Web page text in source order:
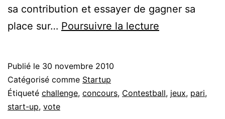
sa contribution et essayer de gagner sa
place sur… Poursuivre la lecture
Contestball
Publié le 30 novembre 2010
Catégorisé comme Startup
Étiqueté challenge, concours, Contestball, jeux, pari,
start-up, vote